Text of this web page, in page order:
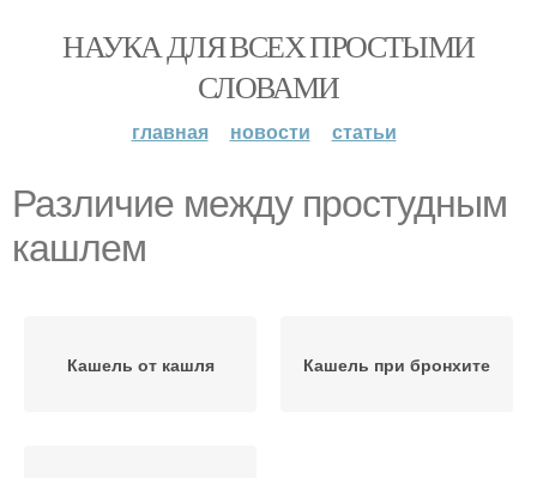
НАУКА ДЛЯ ВСЕХ ПРОСТЫМИ
СЛОВАМИ
главная новости статьи
Различие между простудным
кашлем
Кашель от кашля Кашель при бронхите